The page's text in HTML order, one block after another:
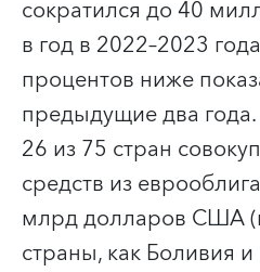
сократился до 40
в год в 2022–2023
процентов ниже
предыдущие два
26 из 75 стран
средств из
млрд долларов США
страны, как Боливия